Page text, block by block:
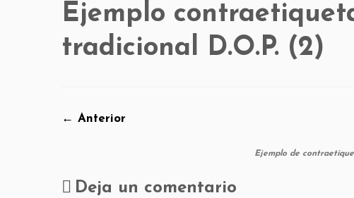
Ejemplo
tradicional D.O.P. (2)
← Anterior
Ejemplo de
Deja un comentario